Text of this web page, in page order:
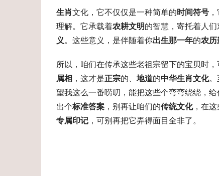
生肖文化，它不仅仅是一种简单的时间符号
理解。它承载着农耕文明的智慧，寄托着人们
义。这些意义，是伴随着你出生那一年的农历
所以，咱们在传承这些老祖宗留下的宝贝时
属相 ，这才是正宗的、 地道的中华生肖文化。
望我这么一番唠叨，能把这些个弯弯绕绕，
出个标准答案 ，别再让咱们的传统文化，在这
专属印记 ，可别再把它弄得面目全非了。